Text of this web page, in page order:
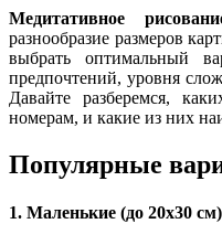
Медитативное
разнообразие размеров
выбрать оптимальный
предпочтений, уровня
Давайте разберемся,
номерам, и какие из них
Популярные
1. Маленькие (до 20x30 см)